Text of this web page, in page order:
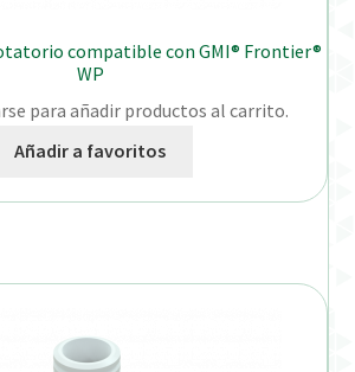
compatible con GMI® Frontier®
WP
para añadir productos al carrito.
Añadir a favoritos